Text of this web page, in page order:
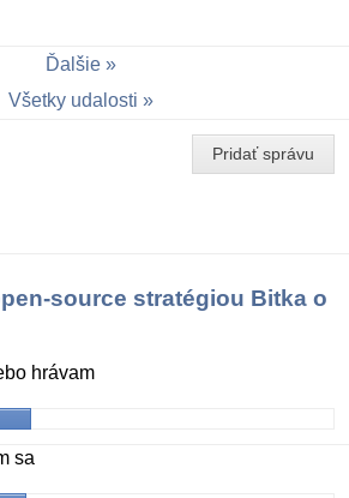
Ďalšie
Všetky udalosti
Pridať správu
source stratégiou Bitka o
hrávam
sa